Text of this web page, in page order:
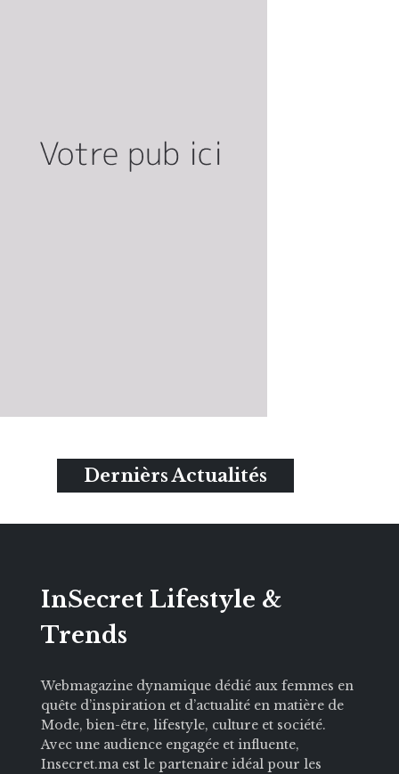
Dernièrs Actualités
InSecret Lifestyle &
Trends
Webmagazine dynamique dédié aux femmes en
quête d’inspiration et d’actualité en matière de
Mode, bien-être, lifestyle, culture et société.
Avec une audience engagée et influente,
Insecret.ma est le partenaire idéal pour les